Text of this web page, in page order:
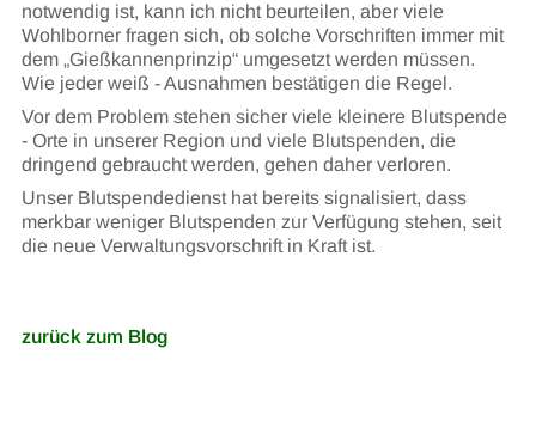
notwendig ist, kann ich nicht beurteilen, aber viele
Wohlborner fragen sich, ob solche Vorschriften immer mit
dem „Gießkannenprinzip“ umgesetzt werden müssen.
Wie jeder weiß - Ausnahmen bestätigen die Regel.
Vor dem Problem stehen sicher viele kleinere Blutspende
- Orte in unserer Region und viele Blutspenden, die
dringend gebraucht werden, gehen daher verloren.
Unser Blutspendedienst hat bereits signalisiert, dass
merkbar weniger Blutspenden zur Verfügung stehen, seit
die neue Verwaltungsvorschrift in Kraft ist.
zurück zum Blog